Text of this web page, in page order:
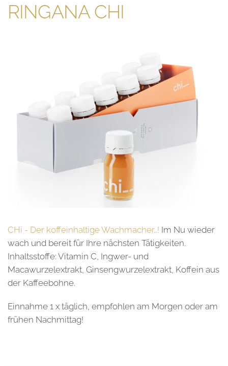
RINGANA CHI
CHi - Der koffeinhaltige Wachmacher…! Im Nu wieder
wach und bereit für Ihre nächsten Tätigkeiten.
Inhaltsstoffe: Vitamin C, Ingwer- und
Macawurzelextrakt, Ginsengwurzelextrakt, Koffein aus
der Kaffeebohne.
Einnahme 1 x täglich, empfohlen am Morgen oder am
frühen Nachmittag!